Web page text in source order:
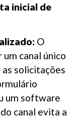
inicial de
O
canal único
as solicitações
um software
canal evita a